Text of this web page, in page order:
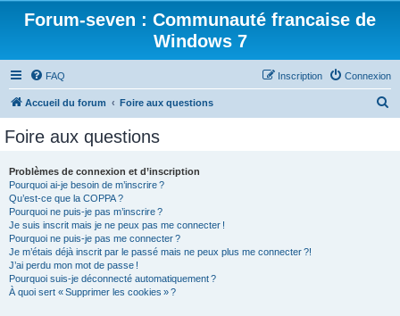
Forum-seven : Communauté francaise de
Windows 7
FAQ Connexion
Inscription
Accueil du forum Foire aux questions
Foire aux questions
Problèmes de connexion et d’inscription
Pourquoi ai-je besoin de m’inscrire ?
Qu’est-ce que la COPPA ?
Pourquoi ne puis-je pas m’inscrire ?
Je suis inscrit mais je ne peux pas me connecter !
Pourquoi ne puis-je pas me connecter ?
Je m’étais déjà inscrit par le passé mais ne peux plus me connecter ?!
J’ai perdu mon mot de passe !
Pourquoi suis-je déconnecté automatiquement ?
À quoi sert « Supprimer les cookies » ?